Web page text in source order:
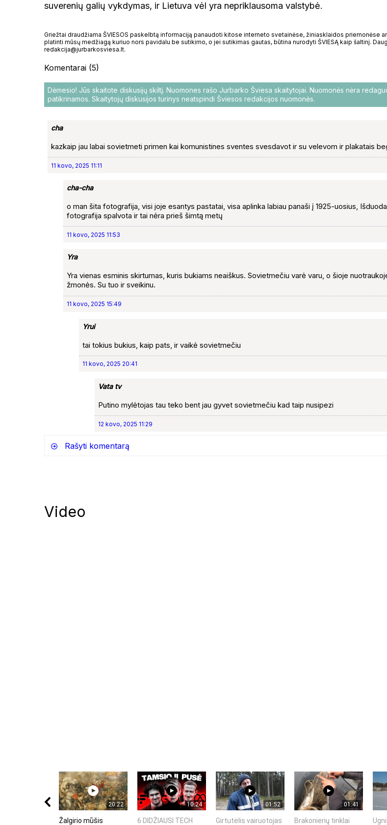
suverenių galių vykdymas, ir Lietuva vėl yra nepriklausoma valstybė.
Griežtai draudžiama ŠVIESOS paskelbtą informaciją panaudoti kitose interneto svetainėse, žiniasklaidos priemonėse
platinti mūsų medžiagą kuriuo nors pavidalu be sutikimo, o jei sutikimas gautas, būtina nurodyti ŠVIESĄ kaip šaltinį.
redakcija@jurbarkosviesa.lt.
Komentarai (5)
Dėmesio! Jūs skaitote diskusijų skiltį. Nuomones rašo Jurbarko Šviesa skaitytojai. Nuomonės nėra
patikrinamos. Skaitytojų diskusijos turinys neatspindi Šviesos redakcijos nuomonės.
cha
kazkaip jau labai sovietmeti primen kai komunistines sventes svesdavot ir su velevom ir plakatais
11 kovo, 2025 11:11
cha-cha
o man šita fotografija, visi joje esantys pastatai, visa aplinka labiau panaši į 1925-uosius,
fotografija spalvota ir tai nėra prieš šimtą metų
11 kovo, 2025 11:53
Yra
Yra vienas esminis skirtumas, kuris bukiams neaiškus. Sovietmečiu varė varu, o šioje
žmonės. Su tuo ir sveikinu.
11 kovo, 2025 15:49
Yrui
tai tokius bukius, kaip pats, ir vaikė sovietmečiu
11 kovo, 2025 20:41
Vata tv
Putino mylėtojas tau teko bent jau gyvet sovietmečiu kad taip nusipezi
12 kovo, 2025 11:29
Rašyti komentarą
Video
20:22
Žalgirio mūšis
10:24
6 DIDŽIAUSI TECH
01:52
Girtutėlis vairuotojas
01:41
Brakonierių tinklai